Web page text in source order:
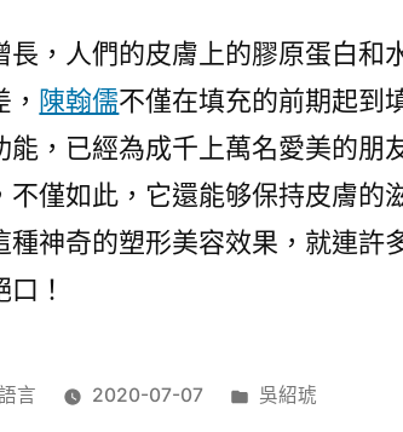
長，人們的皮膚上的膠原蛋白和
陳翰儒不僅在填充的前期起到
能，已經為成千上萬名愛美的朋
不僅如此，它還能够保持皮膚的
種神奇的塑形美容效果，就連許
！
言 2020-07-07
分
吳紹琥